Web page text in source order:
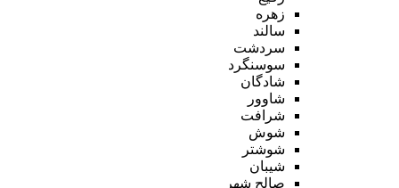
زهره
سالند
سردشت
سوسنگرد
شادگان
شاوور
شرافت
شوش
شوشتر
شیبان
صالح شهر